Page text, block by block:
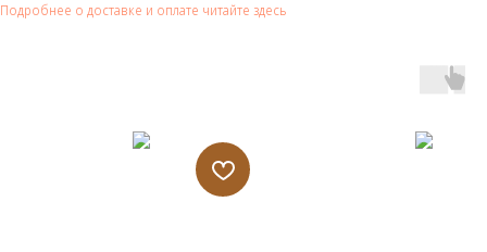
Подробнее о доставке и оплате читайте здесь